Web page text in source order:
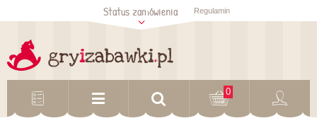
Sprawdź status
zamówienia
Status zamówienia Regulamin
0